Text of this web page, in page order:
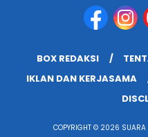
BOX REDAKSI
IKLAN DAN KERJASAMA
COPYRIGHT © 2026 SUARA